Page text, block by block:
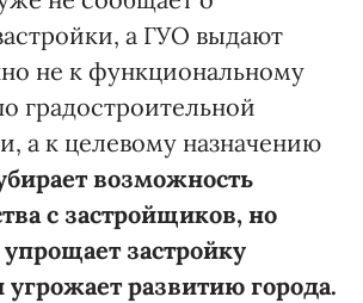
а ГУО выдают
не к функциональному
градостроительной
а к целевому назначению
возможность
с застройщиков, но
застройку
развитию города.